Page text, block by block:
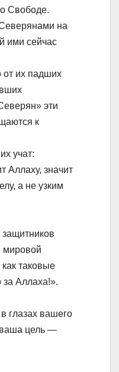
Свободе.
на
ими сейчас
от их падших
эти
к
учат:
Аллаху, значит
а не узким
мировой
таковые
за Аллаха!».
глазах вашего
цель —